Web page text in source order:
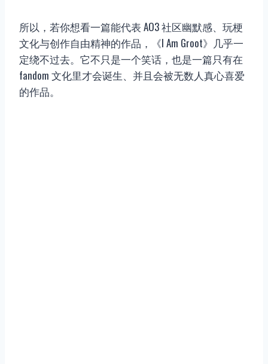
所以，若你想看一篇能代表 AO3 社区幽默感、玩梗
文化与创作自由精神的作品，《I Am Groot》几乎一
定绕不过去。它不只是一个笑话，也是一篇只有在
fandom 文化里才会诞生、并且会被无数人真心喜爱
的作品。